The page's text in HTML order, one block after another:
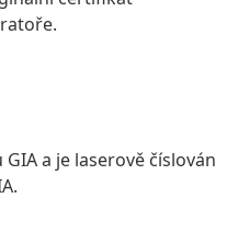
a je laserově číslován